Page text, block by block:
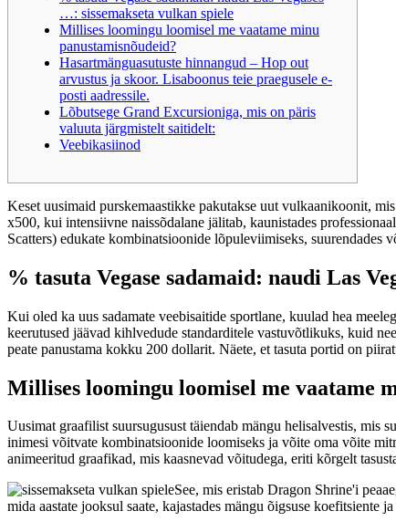
…: sissemakseta vulkan spiele
Millises loomingu loomisel me vaatame minu
panustamisnõudeid?
Hasartmänguasutuste hinnangud – Hop out
arvustus ja skoor. Lisaboonus teie praegusele e-
posti aadressile.
Lõbutsege Grand Excursioniga, mis on päris
valuuta järgmistelt saitidelt:
Veebikasiinod
Keset uusimaid purskemaastikke pakutakse uut vulkaanikoonit, mis
x500, kui intensiivne naissõdalane jälitab, kaunistades
Scatters) edukate kombinatsioonide lõpuleviimiseks, suurendades
% tasuta Vegase sadamaid: naudi Las
Kui oled ka uus sadamate veebisaitide sportlane, kuulad hea
keerutused jäävad kihlvedude standarditele vastuvõtlikuks, kuid
peate panustama kokku 200 dollarit. Näete, et tasuta portid on
Millises loomingu loomisel me vaatame
Uusimat graafilist suursugusust täiendab mängu helisalvestis, mis
inimesi võitvate kombinatsioonide loomiseks ja võite oma võite
animeeritud graafikad, mis kaasnevad võitudega, eriti kõrgelt
See, mis eristab Dragon Shrine'i
mida aastate jooksul saate, kajastades mängu õigsuse koefitsiente